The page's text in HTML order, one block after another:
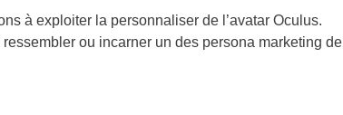
à exploiter la personnaliser de l’avatar Oculus.
ou incarner un des persona marketing de